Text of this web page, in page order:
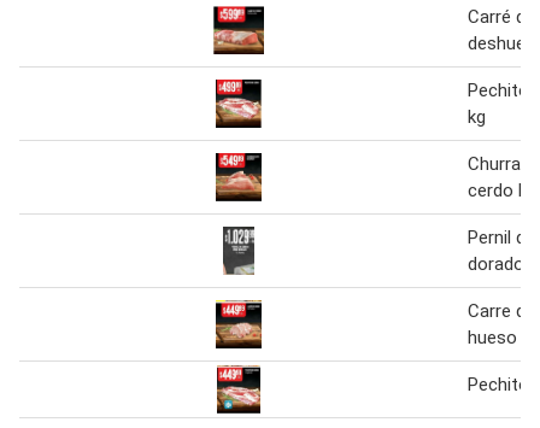
Carré
Pechito
kg
cerdo kg
Pernil
dorado
Carre
hueso
Pechito